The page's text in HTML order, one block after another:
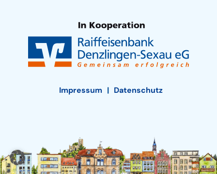
Impressum Datenschutz